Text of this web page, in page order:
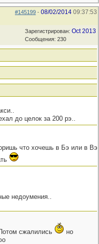
#145199 - 08/02/2014 09:37:53
Зарегистрирован: Oct 2013
Сообщения: 230
до целок за 200 рэ..
что хочешь в Бэ или в Вэ,
недоумения..
сжалились
но